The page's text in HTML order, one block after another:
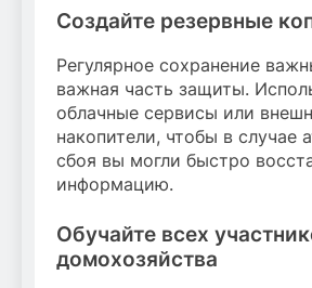
Создайте резервные
Регулярное сохранение
важная часть защиты.
облачные сервисы или
накопители, чтобы в случае
сбоя вы могли быстро
информацию.
Обучайте всех
домохозяйства